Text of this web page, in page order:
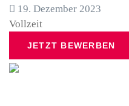
19. Dezember 2023
Vollzeit
JETZT BEWERBEN